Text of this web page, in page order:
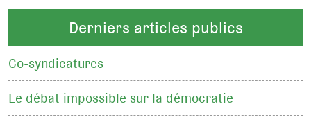
Derniers articles publics
Co-syndicatures
Le débat impossible sur la démocratie